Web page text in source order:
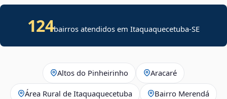
124bairros atendidos emItaquaquecetuba-SE
Altos do Pinheirinho Aracaré
Área Rural de Itaquaquecetuba Bairro Merendá